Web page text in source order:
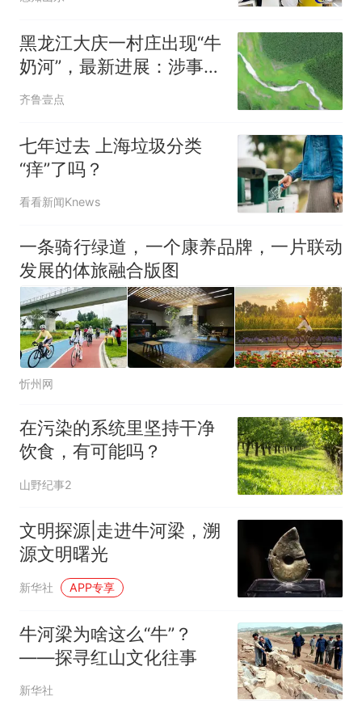
黑龙江大庆一村庄出现“牛
奶河”，最新进展：涉事蒜
片厂已被查封
齐鲁壹点
七年过去 上海垃圾分类
“痒”了吗？
看看新闻Knews
一条骑行绿道，一个康养品牌，一片联动
发展的体旅融合版图
忻州网
在污染的系统里坚持干净
饮食，有可能吗？
山野纪事2
文明探源|走进牛河梁，溯
源文明曙光
新华社 APP专享
牛河梁为啥这么“牛”？
——探寻红山文化往事
新华社